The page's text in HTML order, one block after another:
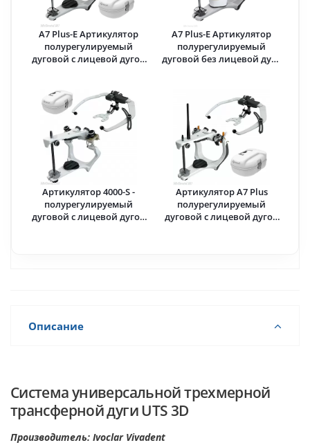
A7 Plus-E Артикулятор
полурегулируемый
дуговой с лицевой дугой
A7 Plus-E Артикулятор
полурегулируемый
дуговой без лицевой дуги
Артикулятор 4000-S -
полурегулируемый
дуговой с лицевой дугой
Артикулятор A7 Plus
полурегулируемый
дуговой с лицевой дугой
Описание
Система универсальной трехмерной
трансферной дуги UTS 3D
Производитель: Ivoclar Vivadent